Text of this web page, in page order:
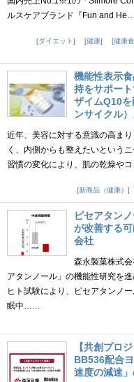
ルスケアブランド『Fun and
ダイエット
健康 健康
機能性表示
持をサポー
ザイムQ10
ンサイクル
近年、美容に対する意識の高ま
く、内側からも整えたいという
習慣の変化により、肌の乾燥や
新商品（健康）
ピセアタン
が改善する
会社
森永製菓株式
アタンノール」の機能性研究を
ヒト試験により、ピセアタンノ
眠中……
【共創プロ
BB536配合
速度の減速